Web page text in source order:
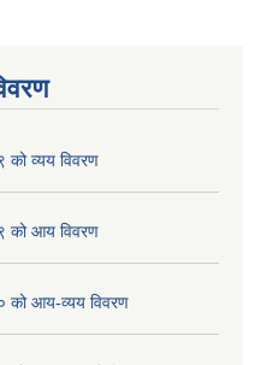
व्यय विवरण
आय विवरण
आय-व्यय विवरण